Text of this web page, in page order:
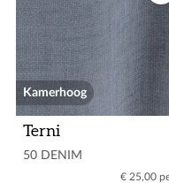
Kamerhoog
Terni
50 DENIM
€ 25,00